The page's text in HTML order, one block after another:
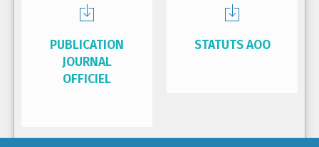
PUBLICATION
JOURNAL
OFFICIEL
STATUTS AOO